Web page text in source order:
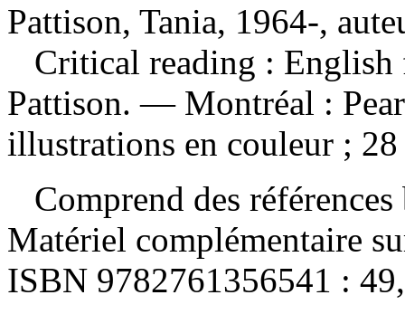
Pattison, Tania, 1964-,
Critical reading : English
Pattison. — Montréal :
illustrations en couleur ;
Comprend des
Matériel complémentaire
ISBN 9782761356541 :